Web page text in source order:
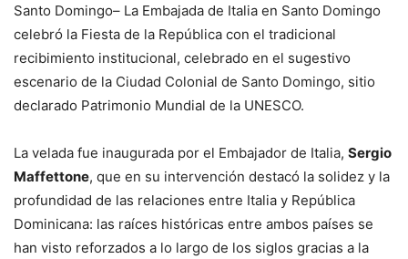
Santo Domingo– La Embajada de Italia en Santo Domingo
celebró la Fiesta de la República con el tradicional
recibimiento institucional, celebrado en el sugestivo
escenario de la Ciudad Colonial de Santo Domingo, sitio
declarado Patrimonio Mundial de la UNESCO.
La velada fue inaugurada por el Embajador de Italia, Sergio
Maffettone, que en su intervención destacó la solidez y la
profundidad de las relaciones entre Italia y República
Dominicana: las raíces históricas entre ambos países se
han visto reforzados a lo largo de los siglos gracias a la